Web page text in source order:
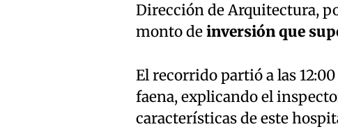
Dirección de Arquitectura,
monto deinversión que
El recorrido partió a las
faena, explicando el
características de este